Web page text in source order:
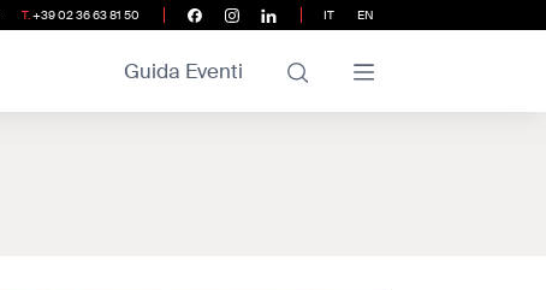
T.+39 02 36 63 81 50 IT EN
Guida Eventi